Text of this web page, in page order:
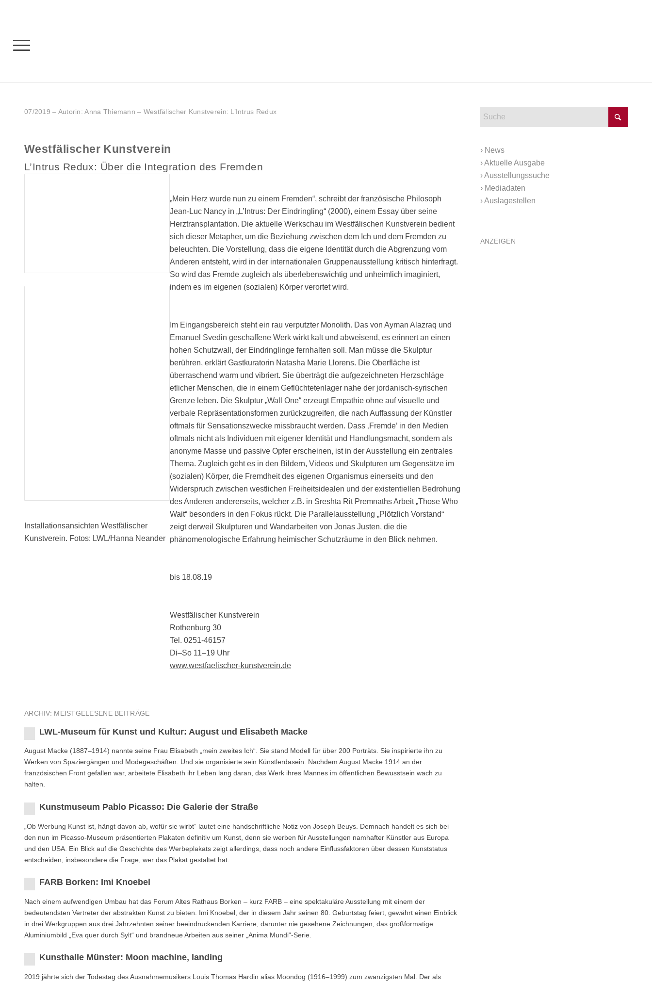
07/2019 – Autorin: Anna Thiemann – Westfälischer Kunstverein: L’Intrus Redux
Westfälischer Kunstverein
L’Intrus Redux: Über die Integration des Fremden
Installationsansichten Westfälischer
Kunstverein. Fotos: LWL/Hanna Neander
„Mein Herz wurde nun zu einem Fremden“, schreibt der französische Philosoph
Jean-Luc Nancy in „L’Intrus: Der Eindringling“ (2000), einem Essay über seine
Herztransplantation. Die aktuelle Werkschau im Westfälischen Kunstverein bedient
sich dieser Metapher, um die Beziehung zwischen dem Ich und dem Fremden zu
beleuchten. Die Vorstellung, dass die eigene Identität durch die Abgrenzung vom
Anderen entsteht, wird in der internationalen Gruppenausstellung kritisch hinterfragt.
So wird das Fremde zugleich als überlebenswichtig und unheimlich imaginiert,
indem es im eigenen (sozialen) Körper verortet wird.
Im Eingangsbereich steht ein rau verputzter Monolith. Das von Ayman Alazraq und
Emanuel Svedin geschaffene Werk wirkt kalt und abweisend, es erinnert an einen
hohen Schutzwall, der Eindringlinge fernhalten soll. Man müsse die Skulptur
berühren, erklärt Gastkuratorin Natasha Marie Llorens. Die Oberfläche ist
überraschend warm und vibriert. Sie überträgt die aufgezeichneten Herzschläge
etlicher Menschen, die in einem Geflüchtetenlager nahe der jordanisch-syrischen
Grenze leben. Die Skulptur „Wall One“ erzeugt Empathie ohne auf visuelle und
verbale Repräsentationsformen zurückzugreifen, die nach Auffassung der Künstler
oftmals für Sensationszwecke missbraucht werden. Dass ‚Fremde’ in den Medien
oftmals nicht als Individuen mit eigener Identität und Handlungsmacht, sondern als
anonyme Masse und passive Opfer erscheinen, ist in der Ausstellung ein zentrales
Thema. Zugleich geht es in den Bildern, Videos und Skulpturen um Gegensätze im
(sozialen) Körper, die Fremdheit des eigenen Organismus einerseits und den
Widerspruch zwischen westlichen Freiheitsidealen und der existentiellen Bedrohung
des Anderen andererseits, welcher z.B. in Sreshta Rit Premnaths Arbeit „Those Who
Wait“ besonders in den Fokus rückt. Die Parallelausstellung „Plötzlich Vorstand“
zeigt derweil Skulpturen und Wandarbeiten von Jonas Justen, die die
phänomenologische Erfahrung heimischer Schutzräume in den Blick nehmen.
bis 18.08.19
Westfälischer Kunstverein
Rothenburg 30
Tel. 0251-46157
Di–So 11–19 Uhr
www.westfaelischer-kunstverein.de
ARCHIV: MEISTGELESENE BEITRÄGE
LWL-Museum für Kunst und Kultur: August und Elisabeth Macke
August Macke (1887–1914) nannte seine Frau Elisabeth „mein zweites Ich“. Sie stand Modell für über 200 Porträts. Sie inspirierte ihn zu
Werken von Spaziergängen und Modegeschäften. Und sie organisierte sein Künstlerdasein. Nachdem August Macke 1914 an der
französischen Front gefallen war, arbeitete Elisabeth ihr Leben lang daran, das Werk ihres Mannes im öffentlichen Bewusstsein wach zu
halten.
Kunstmuseum Pablo Picasso: Die Galerie der Straße
„Ob Werbung Kunst ist, hängt davon ab, wofür sie wirbt“ lautet eine handschriftliche Notiz von Joseph Beuys. Demnach handelt es sich bei
den nun im Picasso-Museum präsentierten Plakaten definitiv um Kunst, denn sie werben für Ausstellungen namhafter Künstler aus Europa
und den USA. Ein Blick auf die Geschichte des Werbeplakats zeigt allerdings, dass noch andere Einflussfaktoren über dessen Kunststatus
entscheiden, insbesondere die Frage, wer das Plakat gestaltet hat.
FARB Borken: Imi Knoebel
Nach einem aufwendigen Umbau hat das Forum Altes Rathaus Borken – kurz FARB – eine spektakuläre Ausstellung mit einem der
bedeutendsten Vertreter der abstrakten Kunst zu bieten. Imi Knoebel, der in diesem Jahr seinen 80. Geburtstag feiert, gewährt einen Einblick
in drei Werkgruppen aus drei Jahrzehnten seiner beeindruckenden Karriere, darunter nie gesehene Zeichnungen, das großformatige
Aluminiumbild „Eva quer durch Sylt“ und brandneue Arbeiten aus seiner „Anima Mundi“-Serie.
Kunsthalle Münster: Moon machine, landing
2019 jährte sich der Todestag des Ausnahmemusikers Louis Thomas Hardin alias Moondog (1916–1999) zum zwanzigsten Mal. Der als
› News
›Aktuelle Ausgabe
›Ausstellungssuche
› Mediadaten
›Auslagestellen
ANZEIGEN